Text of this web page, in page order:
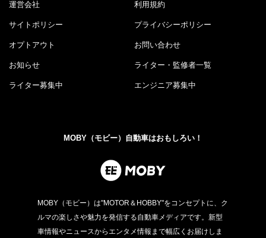
運営会社 利用規約
サイトポリシー プライバシーポリシー
オプトアウト お問い合わせ
お知らせ ライター・監修者一覧
ライター募集中 エンジニア募集中
MOBY（モビー）自動車はおもしろい！
MOBY（モビー）は"MOTOR＆HOBBY"をコンセプトに、ク
ルマの楽しさや魅力を発信する自動車メディアです。新型
車情報やニュースからエンタメ情報まで幅広くお届けしま